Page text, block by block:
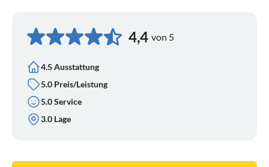
4,4 von 5
4.5 Ausstattung
5.0 Preis/Leistung
5.0 Service
3.0 Lage